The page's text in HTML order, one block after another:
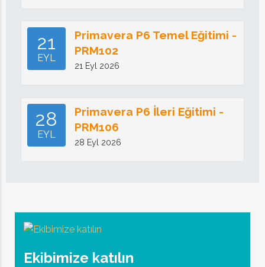
21
EYL
Primavera P6 Temel Eğitimi -
PRM102
21 Eyl 2026
28
EYL
Primavera P6 İleri Eğitimi -
PRM106
28 Eyl 2026
Ekibimize katılın